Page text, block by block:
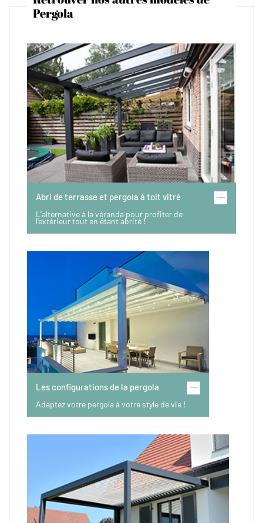
Pergola
Abri de terrasse et pergola à toit vitré
L’alternative à la véranda pour profiter de
l’extérieur tout en étant abrité !
Les configurations de la pergola
Adaptez votre pergola à votre style de vie !